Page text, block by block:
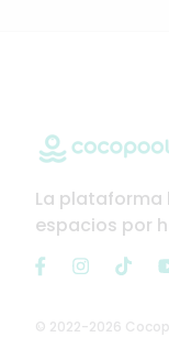
La plataforma
espacios por
© 2022-2026